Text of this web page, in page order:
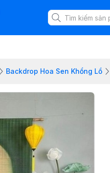
Backdrop Hoa Sen Khổng Lồ